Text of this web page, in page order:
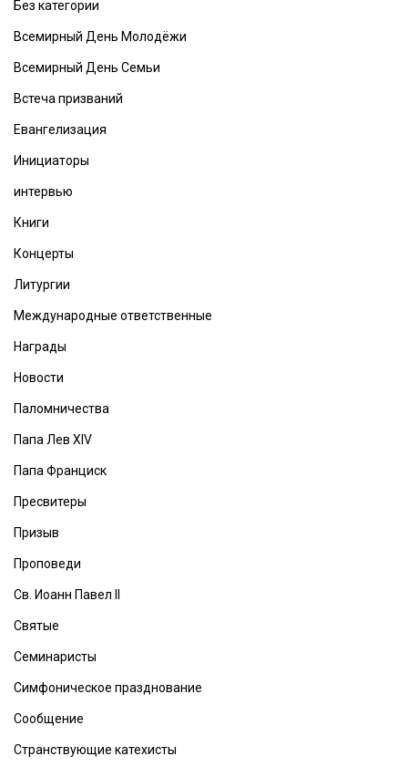
Без категории
Всемирный День Молодёжи
Всемирный День Семьи
Встеча призваний
Евангелизация
Инициаторы
интервью
Книги
Концерты
Литургии
Международные ответственные
Награды
Новости
Паломничества
Папа Лев XIV
Папа Франциск
Пресвитеры
Призыв
Проповеди
Св. Иоанн Павел II
Святые
Семинаристы
Симфоническое празднование
Сообщение
Странствующие катехисты